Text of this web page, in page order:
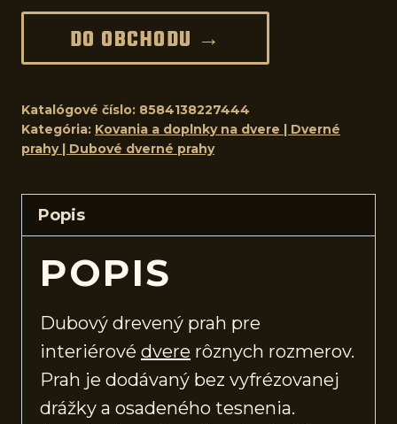
DO OBCHODU →
Katalógové číslo: 8584138227444
Kategória: Kovania a doplnky na dvere | Dverné
prahy | Dubové dverné prahy
Popis
POPIS
Dubový drevený prah pre
interiérové dvere rôznych rozmerov.
Prah je dodávaný bez vyfrézovanej
drážky a osadeného tesnenia.